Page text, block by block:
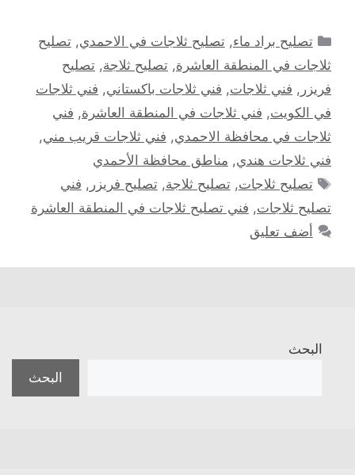
التصنيفات
تصليح براد ماء,تصليح ثلاجات في الاحمدي,تصليح
ثلاجات في المنطقة العاشرة, تصليح ثلاجة, تصليح
فريزر , فني ثلاجات, فني ثلاجات باكستاني, فني ثلاجات
في الكويت, فني ثلاجات في المنطقة العاشرة, فني
ثلاجات في محافظة الاحمدي, فني ثلاجات قريب مني,
فني ثلاجات هندي, مناطق محافظة الأحمدي
الوسوم
تصليح ثلاجات,تصليح ثلاجة,تصليح فريزر , فني
تصليح ثلاجات, فني تصليح ثلاجات في المنطقة العاشرة
أضف تعليق
البحث
البحث